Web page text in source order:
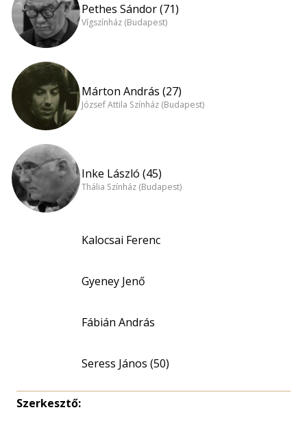
Pethes Sándor (71)
Vígszínház (Budapest)
Márton András (27)
József Attila Színház (Budapest)
Inke László (45)
Thália Színház (Budapest)
Kalocsai Ferenc
Gyeney Jenő
Fábián András
Seress János (50)
Szerkesztő: